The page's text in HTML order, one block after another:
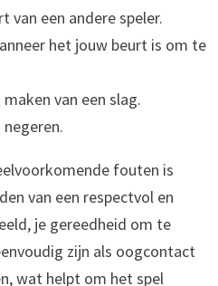
van een andere speler.
het jouw beurt is om te
van een slag.
negeren.
fouten is
van een respectvol en
je gereedheid om te
zijn als oogcontact
wat helpt om het spel